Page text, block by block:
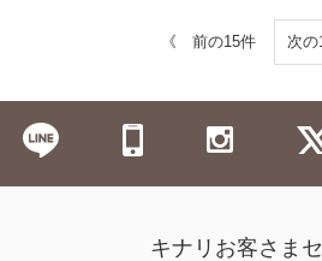
《 前の15件 次
キナリお客さま